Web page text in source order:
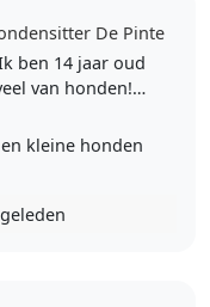
De Pinte
ben 14 jaar oud
van honden!
(wel drie
maar zou dit
kleine honden